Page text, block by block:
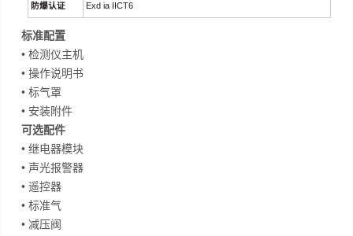
防爆认证 Exd ia IICT6
标准配置
• 检测仪主机
• 操作说明书
• 标气罩
• 安装附件
可选配件
• 继电器模块
• 声光报警器
• 遥控器
• 标准气
• 减压阀